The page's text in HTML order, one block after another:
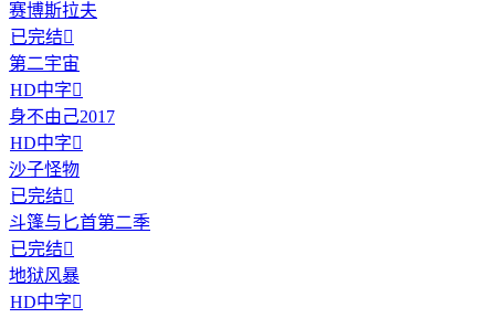
赛博斯拉夫
已完结
第二宇宙
HD中字
身不由己2017
HD中字
沙子怪物
已完结
斗篷与匕首第二季
已完结
地狱风暴
HD中字